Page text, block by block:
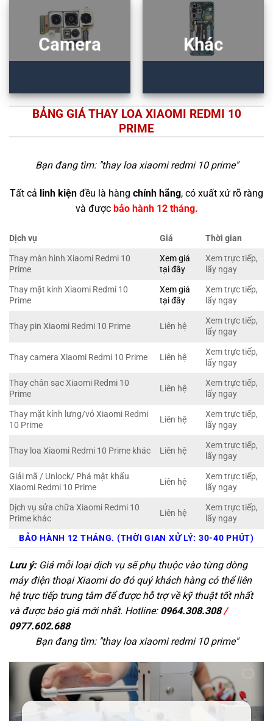
Camera Khác
BẢNG GIÁ THAY LOA XIAOMI REDMI 10
PRIME
Bạn đang tìm: "thay loa xiaomi redmi 10 prime"
Tất cả linh kiện đều là hàng chính hãng, có xuất xứ rõ ràng
và được bảo hành 12 tháng.
Dịch vụ Giá
Thời gian
Thay màn hình Xiaomi Redmi 10
Prime
Xem giá
tại đây
Xem trực tiếp,
lấy ngay
Thay mặt kính Xiaomi Redmi 10
Prime
Xem giá
tại đây
Xem trực tiếp,
lấy ngay
Thay pin Xiaomi Redmi 10 Prime Liên hệ
Xem trực tiếp,
lấy ngay
Thay camera Xiaomi Redmi 10 Prime Liên hệ
Xem trực tiếp,
lấy ngay
Thay chân sạc Xiaomi Redmi 10
Prime
Liên hệ
Xem trực tiếp,
lấy ngay
Thay mặt kính lưng/vỏ Xiaomi Redmi
10 Prime
Liên hệ
Xem trực tiếp,
lấy ngay
Thay loa Xiaomi Redmi 10 Prime khác Liên hệ
Xem trực tiếp,
lấy ngay
Giải mã / Unlock/ Phá mật khẩu
Xiaomi Redmi 10 Prime
Liên hệ
Xem trực tiếp,
lấy ngay
Dịch vụ sửa chữa Xiaomi Redmi 10
Prime khác
Liên hệ
Xem trực tiếp,
lấy ngay
BẢO HÀNH 12 THÁNG. (THỜI GIAN XỬ LÝ: 30-40 PHÚT)
Lưu ý:Giá mỗi loại dịch vụ sẽ phụ thuộc vào từng dòng
máy điện thoại Xiaomi do đó quý khách hàng có thể liên
hệ trực tiếp trung tâm để được hỗ trợ về kỹ thuật tốt nhất
và được báo giá mới nhất. Hotline: 0964.308.308/
0977.602.688
Bạn đang tìm: "thay loa xiaomi redmi 10 prime"